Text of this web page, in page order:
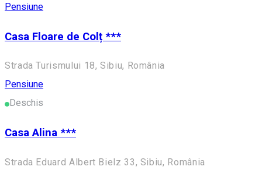
Pensiune
Casa Floare de Colț ***
Strada Turismului 18, Sibiu, România
Pensiune
Deschis
Casa Alina ***
Strada Eduard Albert Bielz 33, Sibiu, România